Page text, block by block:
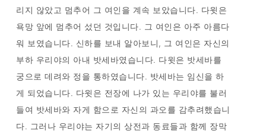
리지 않았고 멈추어 그 여인을 계속 보았습니다. 다윗은
욕망 앞에 멈추어 섰던 것입니다. 그 여인은 아주 아름다
워 보였습니다. 신하를 보내 알아보니, 그 여인은 자신의
부하 우리야의 아내 밧세바였습니다. 다윗은 밧세바를
궁으로 데려와 정을 통하였습니다. 밧세바는 임신을 하
게 되었습니다. 다윗은 전장에 나가 있는 우리야를 불러
들여 밧세바와 자게 함으로 자신의 과오를 감추려했습니
다. 그러나 우리야는 자기의 상전과 동료들과 함께 장막